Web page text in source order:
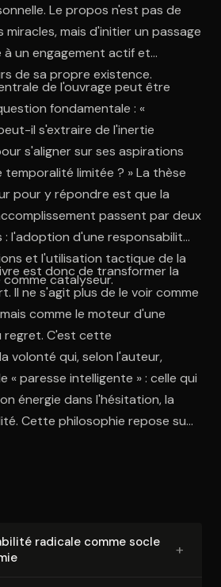
Le propos n'est pas de
mais d'initier un passage
à un engagement actif et
de sa propre existence.
de l'ouvrage peut être
fondamentale : «
il s'extraire de l'inertie
s'aligner sur ses aspirations
limitée ? » La thèse
pour y répondre est que la
passent par deux
: l'adoption d'une responsabilité
et l'utilisation tactique de la
catalyseur.
est donc de transformer la
Il ne s'agit plus de le voir comme
comme le moteur d'une
regret. C'est cette
volonté qui, selon l'auteur,
« paresse intelligente » : celle qui
énergie dans l'hésitation, la
Cette philosophie repose sur
: le concept de responsabilité
radicale comme socle
+